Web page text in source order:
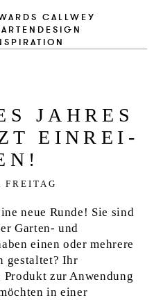
CALLWEY
JAH­RES
EIN­REI­
FREITAG
neue Runde! Sie sind
Garten- und
einen oder mehrere
gestaltet? Ihr
zur Anwendung
in einer